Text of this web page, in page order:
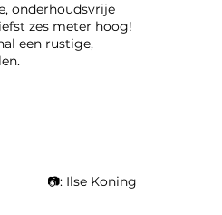
onderhoudsvrije
zes meter hoog!
een rustige,
📷: Ilse Koning